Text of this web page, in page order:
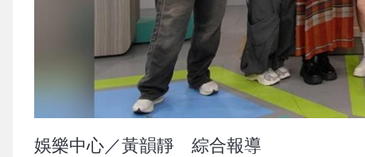
娛樂中心／黃韻靜 綜合報導